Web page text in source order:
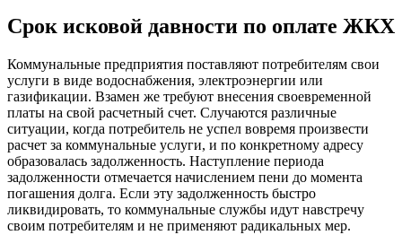
Срок исковой давности по оплате ЖКХ
Коммунальные предприятия поставляют потребителям свои
услуги в виде водоснабжения, электроэнергии или
газификации. Взамен же требуют внесения своевременной
платы на свой расчетный счет. Случаются различные
ситуации, когда потребитель не успел вовремя произвести
расчет за коммунальные услуги, и по конкретному адресу
образовалась задолженность. Наступление периода
задолженности отмечается начислением пени до момента
погашения долга. Если эту задолженность быстро
ликвидировать, то коммунальные службы идут навстречу
своим потребителям и не применяют радикальных мер.